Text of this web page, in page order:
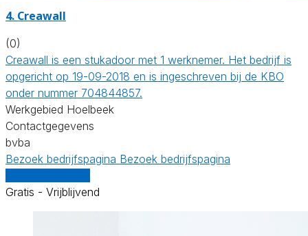
4. Creawall
(0)
Creawall is een stukadoor met 1 werknemer. Het bedrijf is
opgericht op 19-09-2018 en is ingeschreven bij de KBO
onder nummer 704844857.
Werkgebied Hoelbeek
Contactgegevens
bvba
Bezoek bedrijfspagina Bezoek bedrijfspagina
Gratis - Vrijblijvend